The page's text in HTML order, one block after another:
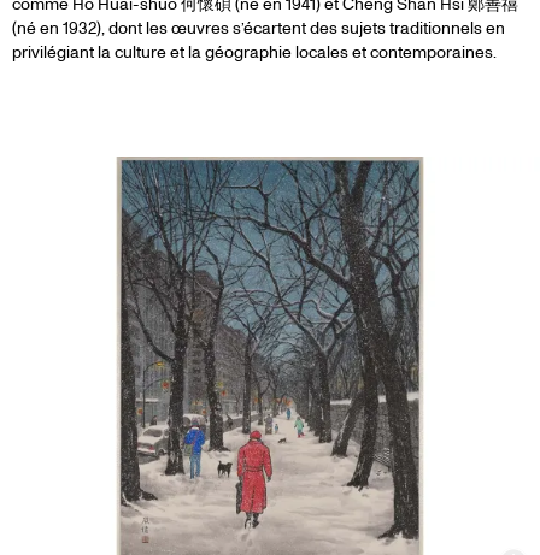
comme Ho Huai-shuo 何懷碩 (né en 1941) et Cheng Shan Hsi 鄭善禧
(né en 1932), dont les œuvres s’écartent des sujets traditionnels en
privilégiant la culture et la géographie locales et contemporaines.